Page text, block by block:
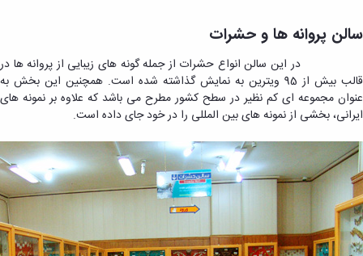
جانبی
تماس
سالن پروانه ها و حشرات
در این سالن انواع حشرات از جمله گونه های زیبایی از پروانه ها در
قالب بیش از 95 ویترین به نمایش گذاشته شده است. همچنین این بخش به
عنوان مجموعه ای کم نظیر در سطح کشور مطرح می باشد که علاوه بر نمونه های
ایرانی، بخشی از نمونه های بین المللی را در خود جای داده است.